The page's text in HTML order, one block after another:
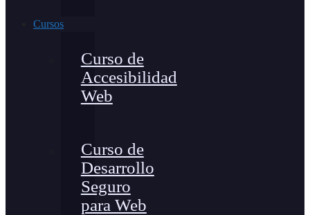
Cursos
Curso de
Accesibilidad
Web
Curso de
Desarrollo
Seguro
para Web